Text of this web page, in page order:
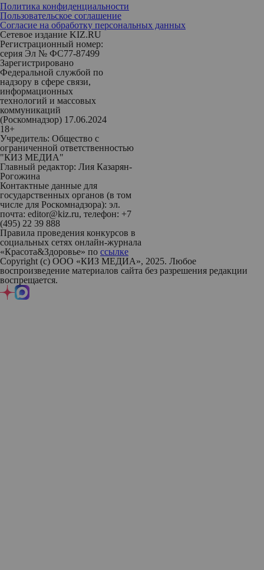
Политика конфиденциальности
Пользовательское соглашение
Согласие на обработку персональных данных
Сетевое издание KIZ.RU
Регистрационный номер:
серия Эл № ФС77-87499
Зарегистрировано
Федеральной службой по
надзору в сфере связи,
информационных
технологий и массовых
коммуникаций
(Роскомнадзор) 17.06.2024
18+
Учредитель: Общество с
ограниченной ответственностью
"КИЗ МЕДИА"
Главный редактор: Лия Казарян-
Рогожина
Контактные данные для
государственных органов (в том
числе для Роскомнадзора): эл.
почта: editor@kiz.ru, телефон: +7
(495) 22 39 888
Правила проведения конкурсов в
социальных сетях онлайн-журнала
«Красота&Здоровье» по ссылке
Copyright (с) ООО «КИЗ МЕДИА», 2025. Любое
воспроизведение материалов сайта без разрешения редакции
воспрещается.